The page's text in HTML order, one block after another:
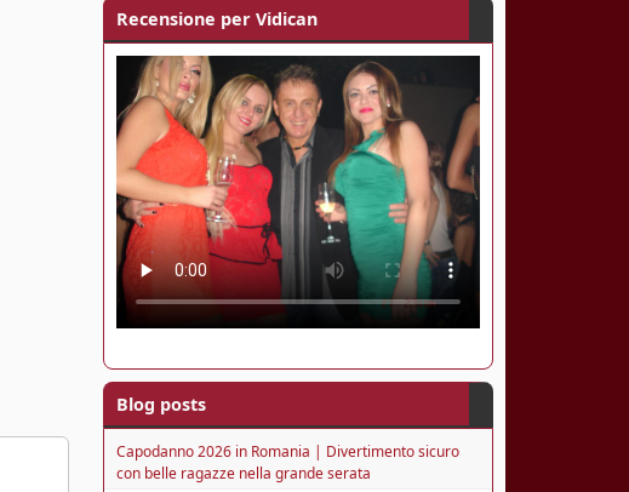
Recensione per Vidican
Blog posts
Capodanno 2026 in Romania | Divertimento sicuro
con belle ragazze nella grande serata